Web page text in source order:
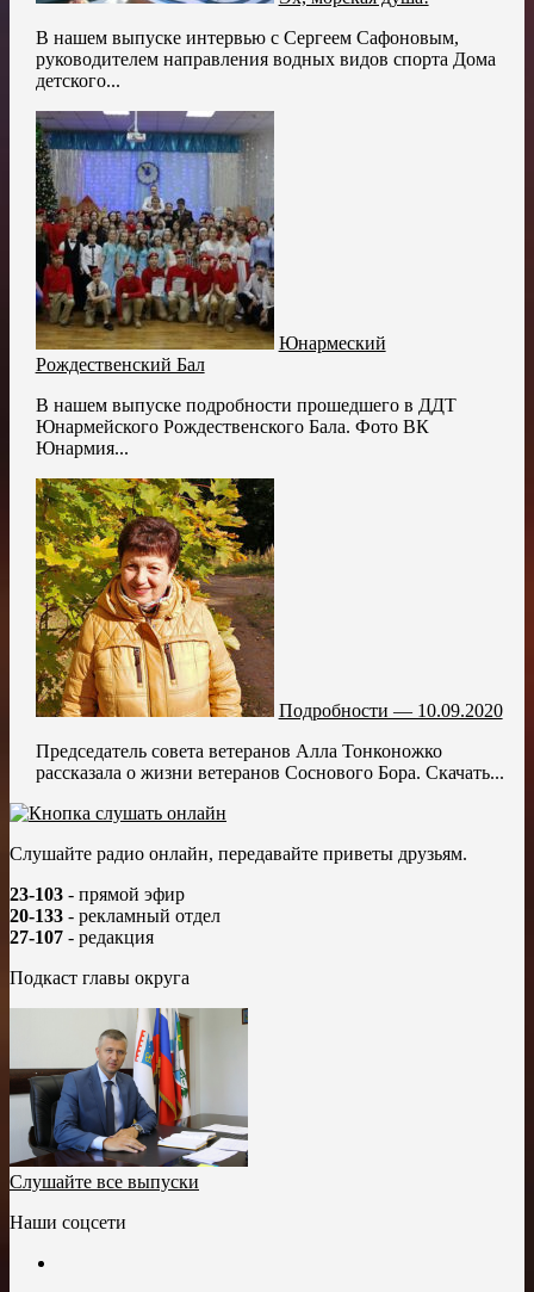
В нашем выпуске интервью с Сергеем Сафоновым,
руководителем направления водных видов спорта Дома
детского...
Юнармеский
Рождественский Бал
В нашем выпуске подробности прошедшего в ДДТ
Юнармейского Рождественского Бала. Фото ВК
Юнармия...
Подробности — 10.09.2020
Председатель совета ветеранов Алла Тонконожко
рассказала о жизни ветеранов Соснового Бора. Скачать...
Слушайте радио онлайн, передавайте приветы друзьям.
23-103 - прямой эфир
20-133 - рекламный отдел
27-107 - редакция
Подкаст главы округа
Слушайте все выпуски
Наши соцсети